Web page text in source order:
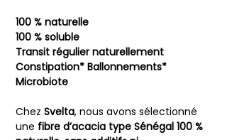
100 % naturelle
100 % soluble
Transit régulier naturellement
Constipation* Ballonnements*
Microbiote
Chez Svelta, nous avons sélectionné
une fibre d’acacia type Sénégal 100 %